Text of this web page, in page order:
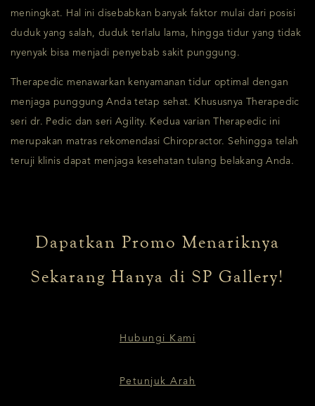
meningkat. Hal ini disebabkan banyak faktor mulai dari posisi
duduk yang salah, duduk terlalu lama, hingga tidur yang tidak
nyenyak bisa menjadi penyebab sakit punggung.
Therapedic menawarkan kenyamanan tidur optimal dengan
menjaga punggung Anda tetap sehat. Khususnya Therapedic
seri dr. Pedic dan seri Agility. Kedua varian Therapedic ini
merupakan matras rekomendasi Chiropractor. Sehingga telah
teruji klinis dapat menjaga kesehatan tulang belakang Anda.
Dapatkan Promo Menariknya
Sekarang Hanya di SP Gallery!
Hubungi Kami
Petunjuk Arah